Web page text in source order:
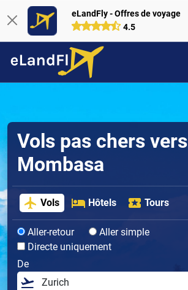
eLandFly - Offres de voyage
4.5
Vols pas chers vers
Mombasa
Vols Hôtels Tours
Aller-retour
Aller simple
Directe uniquement
De